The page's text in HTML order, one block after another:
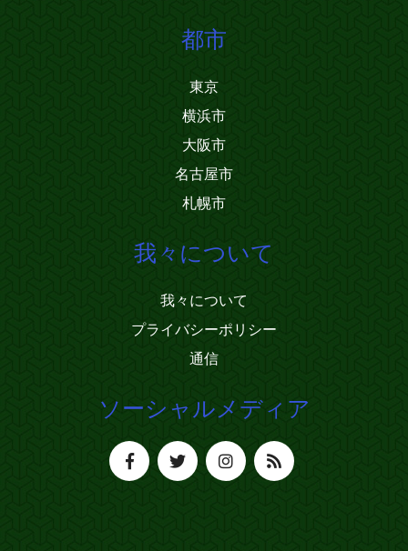
都市
東京
横浜市
大阪市
名古屋市
札幌市
我々について
我々について
プライバシーポリシー
通信
ソーシャルメディア